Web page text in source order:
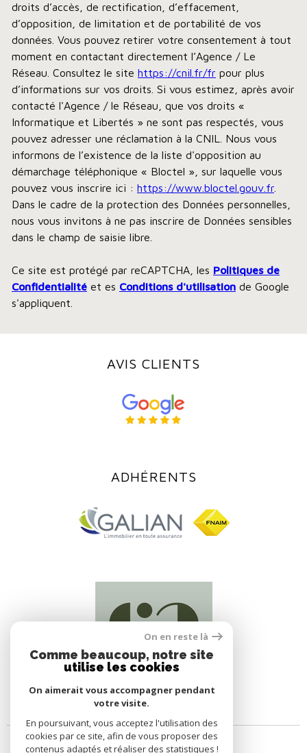
droits d’accès, de rectification, d’effacement,
d’opposition, de limitation et de portabilité de vos
données. Vous pouvez retirer votre consentement à tout
moment en contactant directement l’Agence / Le
Réseau. Consultez le site https://cnil.fr/fr pour plus
d’informations sur vos droits. Si vous estimez, après avoir
contacté l'Agence / le Réseau, que vos droits «
Informatique et Libertés » ne sont pas respectés, vous
pouvez adresser une réclamation à la CNIL. Nous vous
informons de l’existence de la liste d'opposition au
démarchage téléphonique « Bloctel », sur laquelle vous
pouvez vous inscrire ici : https://www.bloctel.gouv.fr
Dans le cadre de la protection des Données personnelles,
nous vous invitons à ne pas inscrire de Données sensibles
dans le champ de saisie libre.
Ce site est protégé par reCAPTCHA, les Politiques de
Confidentialité et es Conditions d'utilisation de Google
s'appliquent.
AVIS CLIENTS
ADHÉRENTS
On en reste là
Comme beaucoup, notre site
utilise les cookies
On aimerait vous accompagner pendant
votre visite.
En poursuivant, vous acceptez l'utilisation des
cookies par ce site, afin de vous proposer des
contenus adaptés et réaliser des statistiques !